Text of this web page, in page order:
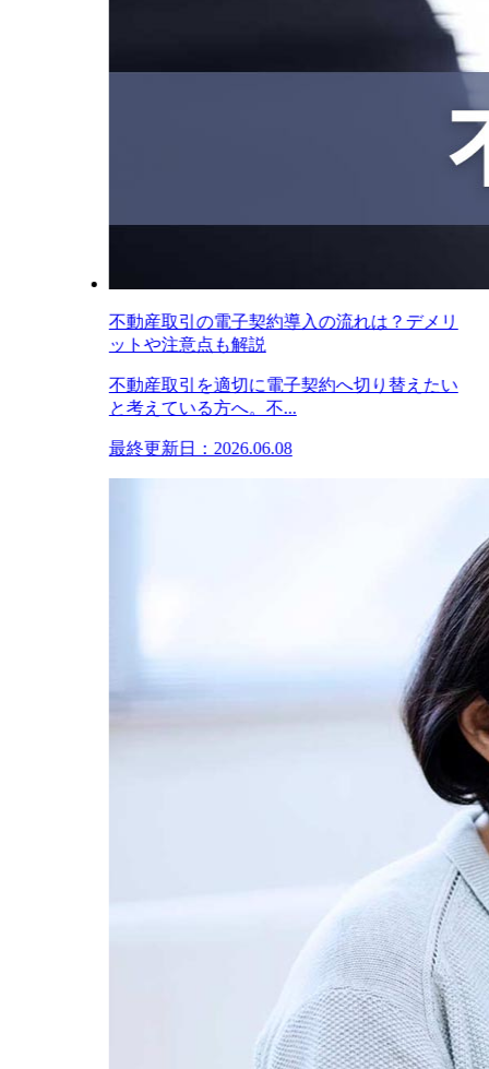
不動産取引の電子契約導入の流れは？デメリ
ットや注意点も解説
不動産取引を適切に電子契約へ切り替えたい
と考えている方へ。不...
最終更新日：2026.06.08